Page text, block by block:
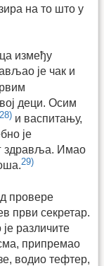
на то што у
између
је чак и
деци. Осим
28) и васпитању,
је
здравља. Имао
29)
провере
први секретар.
различите
припремао
водио тефтер,